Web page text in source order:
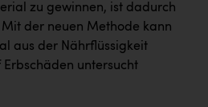
Dr. Loimer
zu gewinnen, ist dadurch
der neuen Methode kann
aus der Nährflüssigkeit
untersucht